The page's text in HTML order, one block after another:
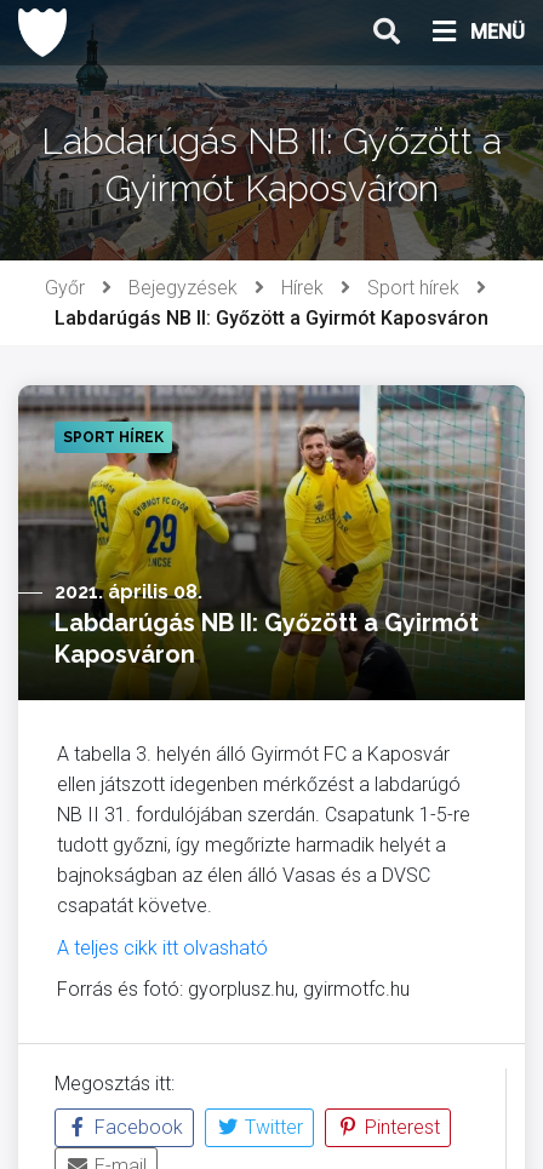
Ugrás
tartalomhoz
MENÜ
Labdarúgás NB II: Győzött a
Gyirmót Kaposváron
Győr Bejegyzések Hírek
Sport hírek
Labdarúgás NB II: Győzött a Gyirmót Kaposváron
SPORT HÍREK
2021. április 08.
Labdarúgás NB II: Győzött a Gyirmót
Kaposváron
A tabella 3. helyén álló Gyirmót FC a Kaposvár
ellen játszott idegenben mérkőzést a labdarúgó
NB II 31. fordulójában szerdán. Csapatunk 1-5-re
tudott győzni, így megőrizte harmadik helyét a
bajnokságban az élen álló Vasas és a DVSC
csapatát követve.
A teljes cikk itt olvasható
Forrás és fotó: gyorplusz.hu, gyirmotfc.hu
Megosztás itt:
Facebook
Twitter
Pinterest